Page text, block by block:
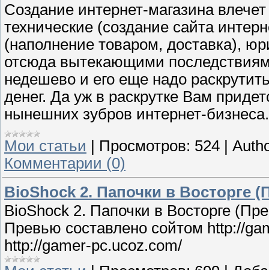
Создание интернет-магазина
технические (создание сайта
(наполнение товаром, доставка),
отсюда вытекающими
недешево и его еще надо
денег. Да уж в раскрутке Вам
нынешних зубров интернет-бизнеса.
Мои статьи
Просмотров: 524
Комментарии (0)
BioShock 2. Папочки в Восторге
BioShock 2. Папочки в Восторге
Превью составлено сойтом http://
http://gamer-pc.ucoz.com/